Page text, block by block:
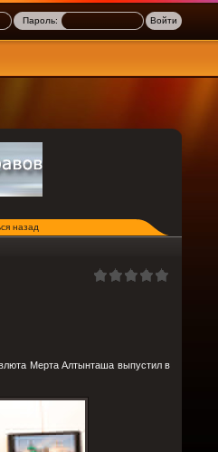
Пароль:
назад
Мерта Алтынташа выпустил в